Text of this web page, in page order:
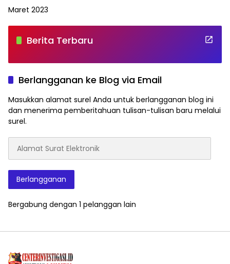
Maret 2023
Berita Terbaru
Berlangganan ke Blog via Email
Masukkan alamat surel Anda untuk berlangganan blog ini
dan menerima pemberitahuan tulisan-tulisan baru melalui
surel.
Surat
Berlangganan
Bergabung dengan 1 pelanggan lain